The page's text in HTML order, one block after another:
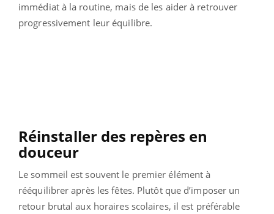
immédiat à la routine, mais de les aider à retrouver
progressivement leur équilibre.
Réinstaller des repères en
douceur
Le sommeil est souvent le premier élément à
rééquilibrer après les fêtes. Plutôt que d’imposer un
retour brutal aux horaires scolaires, il est préférable